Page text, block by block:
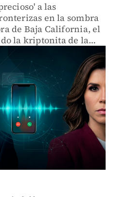
a las
en la sombra
de Baja California, el
la kriptonita de la